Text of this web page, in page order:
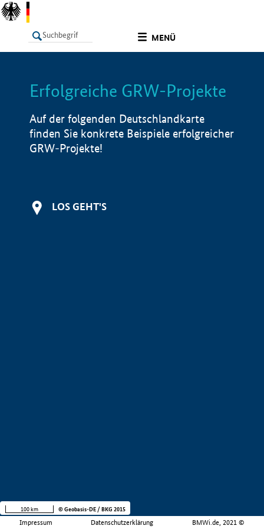
MENÜ
LISTE Info
Erfolgreiche GRW-Projekte
Auf der folgenden Deutschlandkarte
finden Sie konkrete Beispiele erfolgreicher
GRW-Projekte!
LOS GEHT'S
Impressum Datenschutzerklärung BMWi.de, 2021 ©
100 km © Geobasis-DE / BKG 2015